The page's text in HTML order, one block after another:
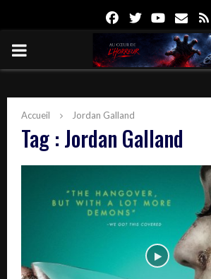
FacebookTwitterYoutube
Email
PRIMARY
Accueil Jordan Galland
Tag : Jordan Galland